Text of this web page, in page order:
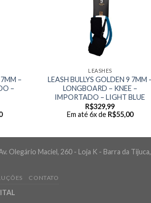
–
–
LEASHES
LEASH BULLYS GOLDEN 9 7MM
LONGBOARD – KNEE –
IMPORTADO – LIGHT BLUE
R$329,99
Em até 6x de R$55,00
Olegário Maciel, 260 - Loja K - Barra da
CONTATO